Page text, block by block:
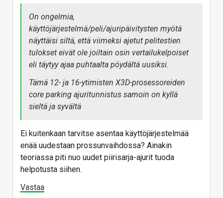
On ongelmia,
käyttöjärjestelmä/peli/ajuripäivitysten myötä
näyttäisi siltä, että viimeksi ajetut pelitestien
tulokset eivät ole joiltain osin vertailukelpoiset
eli täytyy ajaa puhtaalta pöydältä uusiksi.
Tämä 12- ja 16-ytimisten X3D-prosessoreiden
core parking ajuritunnistus samoin on kyllä
sieltä ja syvältä
Ei kuitenkaan tarvitse asentaa käyttöjärjestelmää
enää uudestaan prossunvaihdossa? Ainakin
teoriassa piti nuo uudet piirisarja-ajurit tuoda
helpotusta siihen.
Vastaa